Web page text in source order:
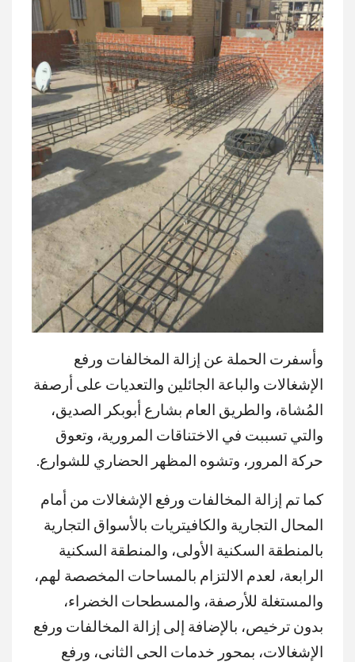
وأسفرت الحملة عن إزالة المخالفات ورفع
الإشغالات والباعة الجائلين والتعديات على أرصفة
المُشاة، والطريق العام بشارع أبوبكر الصديق،
والتي تسببت في الاختناقات المرورية، وتعوق
حركة المرور، وتشوه المظهر الحضاري للشوارع.
كما تم إزالة المخالفات ورفع الإشغالات من أمام
المحال التجارية والكافيتريات بالأسواق التجارية
بالمنطقة السكنية الأولى، والمنطقة السكنية
الرابعة، لعدم الالتزام بالمساحات المخصصة لهم،
والمستغلة للأرصفة، والمسطحات الخضراء،
بدون ترخيص، بالإضافة إلى إزالة المخالفات ورفع
الإشغالات، بمحور خدمات الحى الثانى، ورفع